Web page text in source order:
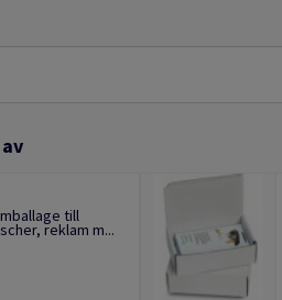
till
reklam m...